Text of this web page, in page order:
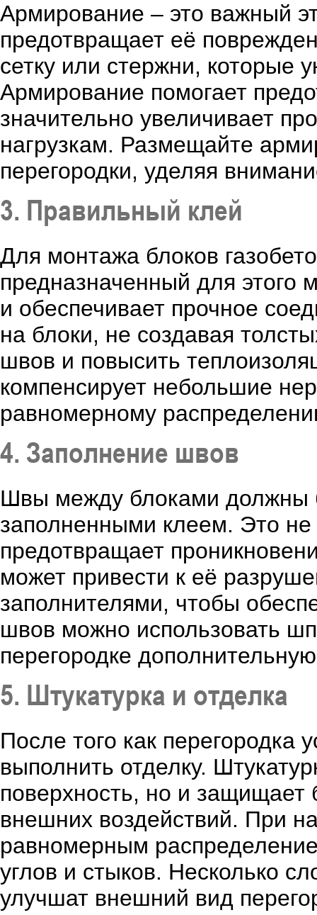
Армирование – это важный
предотвращает её
сетку или стержни,
Армирование помогает
значительно увеличивает
нагрузкам. Размещайте
перегородки, уделяя
3. Правильный клей
Для монтажа блоков
предназначенный для этого
и обеспечивает прочное
на блоки, не создавая
швов и повысить
компенсирует небольшие
равномерному
4. Заполнение швов
Швы между блоками должны
заполненными клеем. Это
предотвращает
может привести к её
заполнителями, чтобы
швов можно использовать
перегородке
5. Штукатурка и отделка
После того как
выполнить отделку.
поверхность, но и защищает
внешних воздействий. При
равномерным
углов и стыков. Несколько
улучшат внешний вид